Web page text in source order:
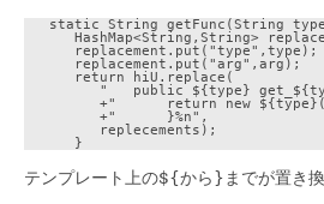
static String getFunc(String
HashMap<String,String>
      replacement.put("type",type);
      replacement.put("arg",arg);
      return hiU.replace(
"   public ${type}
+"      return new
         +"      }%n",
         replecements);
テンプレート上の${から}までが置き